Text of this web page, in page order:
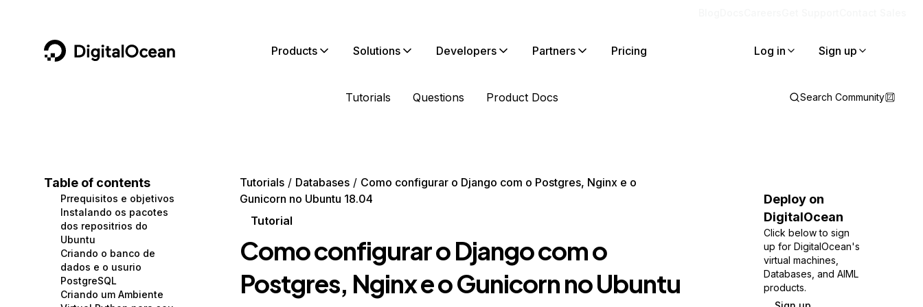
DigitalOcean Products
Containers and Images
Managed Databases
Management and Dev Tools
Networking
Security
Solutions
Data and IoT
Developer Tools
Gaming and Media
Hosting
Security and Networking
Developers
Developer Tools
Get Involved
Utilities and Help
Partners Pricing Log in Sign up
Tutorials Questions Product Docs Search Community
Table of contents
Prrequisitos e objetivos
Instalando os pacotes
dos repositrios do
Ubuntu
Criando o banco de
dados e o usurio
PostgreSQL
Criando um Ambiente
Tutorials Databases
Como configurar o Django com o Postgres, Nginx e o
Gunicorn no Ubuntu 18.04
Tutorial
Como configurar o Django com o
Postgres, Nginx e o Gunicorn no Ubuntu
Deploy on
DigitalOcean
Click below to sign
up for DigitalOcean's
virtual machines,
Databases, and AIML
products.